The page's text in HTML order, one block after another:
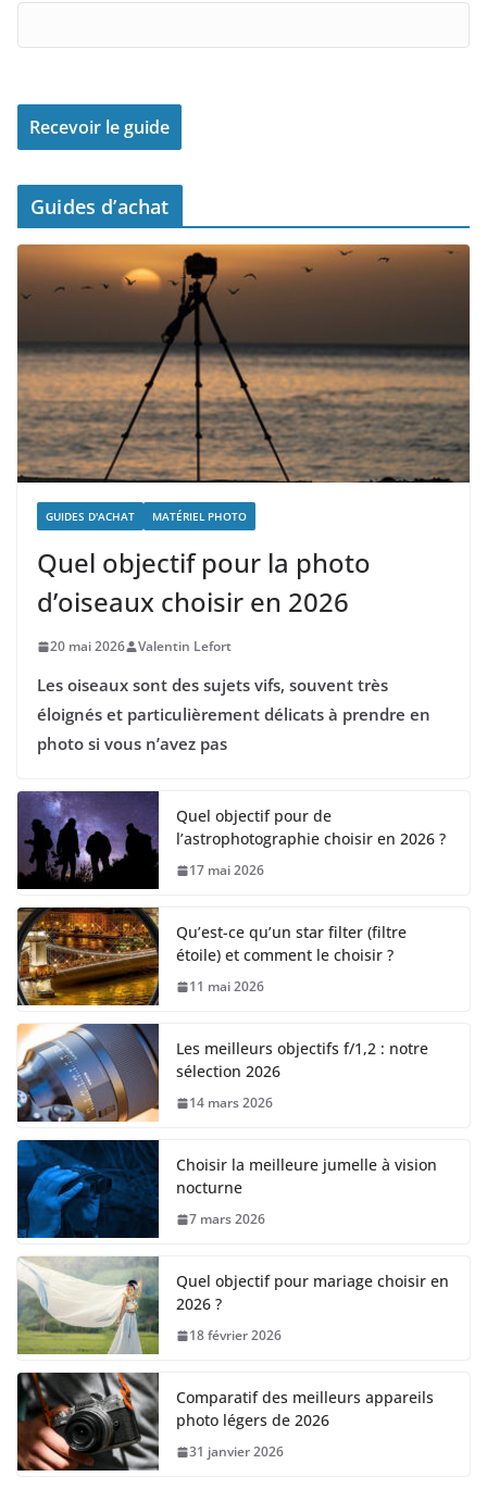
Guides d’achat
GUIDES D'ACHAT MATÉRIEL PHOTO
Quel objectif pour la photo
d’oiseaux choisir en 2026
20 mai 2026 Valentin Lefort
Les oiseaux sont des sujets vifs, souvent très
éloignés et particulièrement délicats à prendre en
photo si vous n’avez pas
Quel objectif pour de
l’astrophotographie choisir en 2026 ?
17 mai 2026
Qu’est-ce qu’un star filter (filtre
étoile) et comment le choisir ?
11 mai 2026
Les meilleurs objectifs f/1,2 : notre
sélection 2026
14 mars 2026
Choisir la meilleure jumelle à vision
nocturne
7 mars 2026
Quel objectif pour mariage choisir en
2026 ?
18 février 2026
Comparatif des meilleurs appareils
photo légers de 2026
31 janvier 2026